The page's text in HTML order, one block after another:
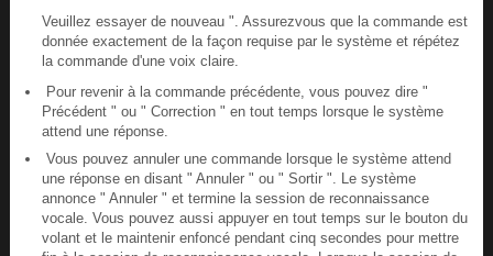
Veuillez essayer de nouveau ". Assurezvous que la commande est
donnée exactement de la façon requise par le système et répétez
la commande d'une voix claire.
Pour revenir à la commande précédente, vous pouvez dire "
Précédent " ou " Correction " en tout temps lorsque le système
attend une réponse.
Vous pouvez annuler une commande lorsque le système attend
une réponse en disant " Annuler " ou " Sortir ". Le système
annonce " Annuler " et termine la session de reconnaissance
vocale. Vous pouvez aussi appuyer en tout temps sur le bouton du
volant et le maintenir enfoncé pendant cinq secondes pour mettre